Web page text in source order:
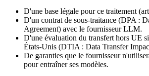
D'une base légale pour ce traitement
D'un contrat de sous-traitance (DPA :
Agreement) avec le fournisseur LLM.
D'une évaluation du transfert hors UE
États-Unis (DTIA : Data Transfer
De garanties que le fournisseur
pour entraîner ses modèles.